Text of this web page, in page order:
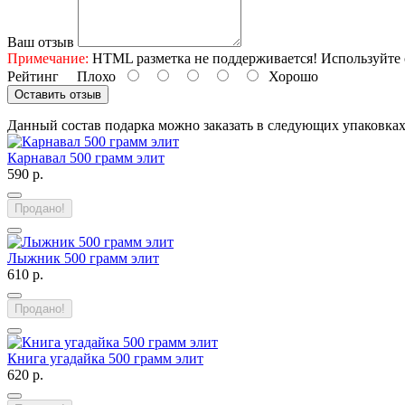
Ваш отзыв
Примечание: HTML разметка не поддерживается!
Рейтинг Плохо Хорошо
Оставить отзыв
Данный состав подарка можно заказать в следующих упаковках
Карнавал 500 грамм элит
590 р.
Продано!
Лыжник 500 грамм элит
610 р.
Продано!
Книга угадайка 500 грамм элит
620 р.